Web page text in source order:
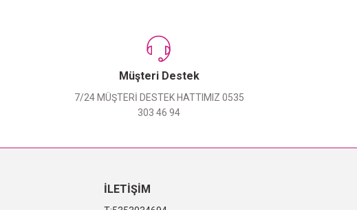
Müşteri Destek
7/24 MÜŞTERİ DESTEK HATTIMIZ 0535
303 46 94
İLETİŞİM